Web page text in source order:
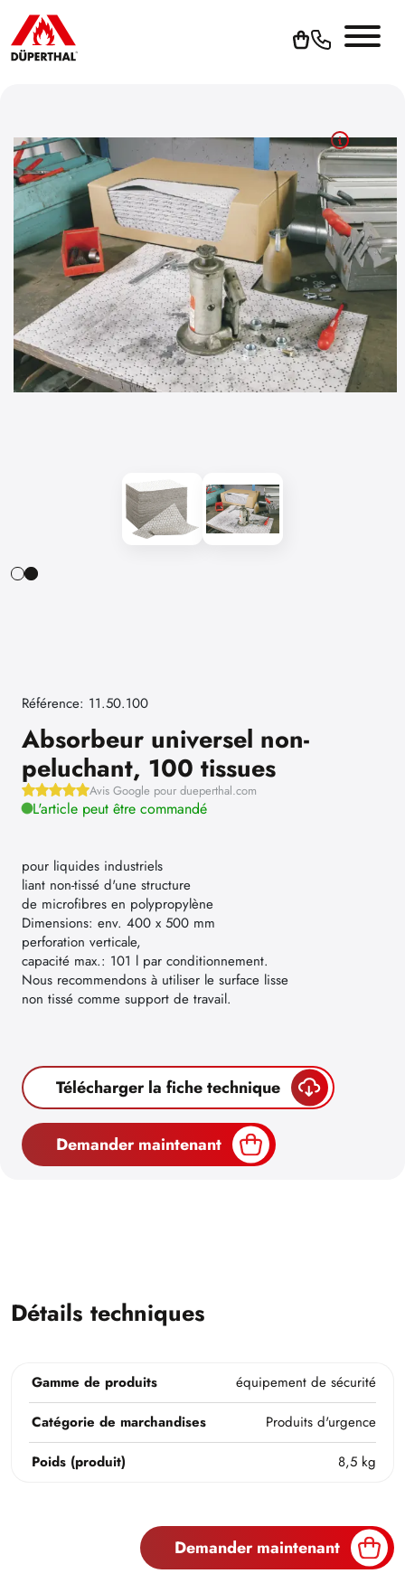
Référence: 11.50.100
Absorbeur universel non-
peluchant, 100 tissues
Avis Google pour dueperthal.com
L'article peut être commandé
pour liquides industriels
liant non-tissé d'une structure
de microfibres en polypropylène
Dimensions: env. 400 x 500 mm
perforation verticale,
capacité max.: 101 l par conditionnement.
Nous recommendons à utiliser le surface lisse
non tissé comme support de travail.
Télécharger la fiche technique
Demander maintenant
Détails techniques
Gamme de produits
équipement de sécurité
Catégorie de marchandises
Produits d'urgence
Poids (produit)
8,5 kg
Demander maintenant